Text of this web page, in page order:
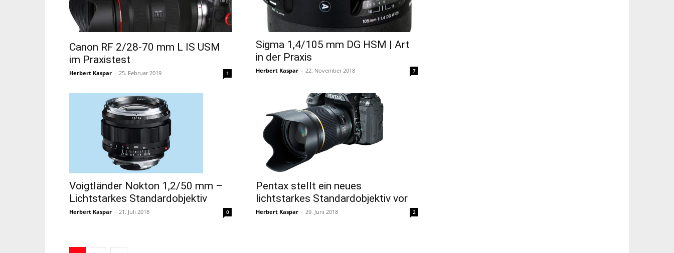
Canon RF 2/28-70 mm L IS USM
im Praxistest
Herbert Kaspar - 25. Februar 2019 1
Sigma 1,4/105 mm DG HSM | Art
in der Praxis
Herbert Kaspar - 22. November 2018 7
Voigtländer Nokton 1,2/50 mm –
Lichtstarkes Standardobjektiv
Herbert Kaspar - 21. Juli 2018 0
Pentax stellt ein neues
lichtstarkes Standardobjektiv vor
Herbert Kaspar - 29. Juni 2018 2